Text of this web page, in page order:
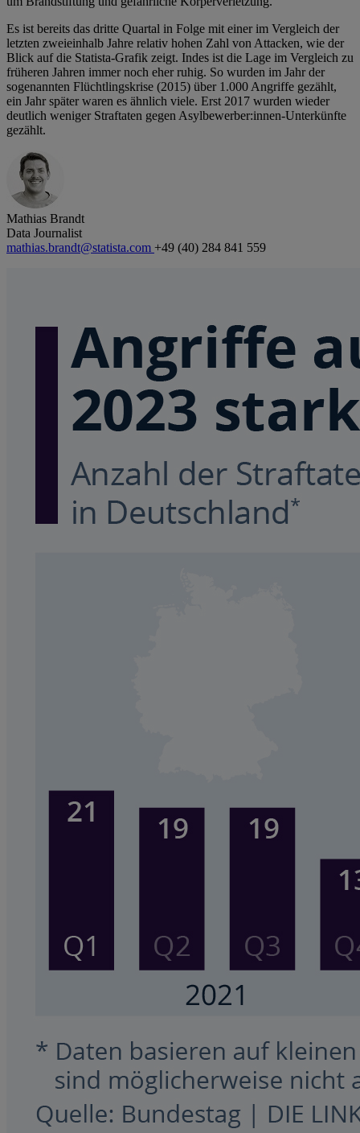
Es ist bereits das dritte Quartal in Folge mit einer im Vergleich der
letzten zweieinhalb Jahre relativ hohen Zahl von Attacken, wie der
Blick auf die Statista-Grafik zeigt. Indes ist die Lage im Vergleich zu
früheren Jahren immer noch eher ruhig. So wurden im Jahr der
sogenannten Flüchtlingskrise (2015) über 1.000 Angriffe gezählt,
ein Jahr später waren es ähnlich viele. Erst 2017 wurden wieder
deutlich weniger Straftaten gegen Asylbewerber:innen-Unterkünfte
gezählt.
Mathias Brandt
Data Journalist
mathias.brandt@statista.com +49 (40) 284 841 559